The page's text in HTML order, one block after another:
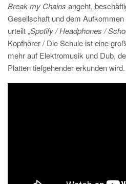
Break my Chains angeht,
Gesellschaft und dem
urteilt „Spotify / Headphones /
Kopfhörer / Die Schule ist eine
mehr auf Elektromusik und Dub,
Platten tiefgehender erkunden wird.